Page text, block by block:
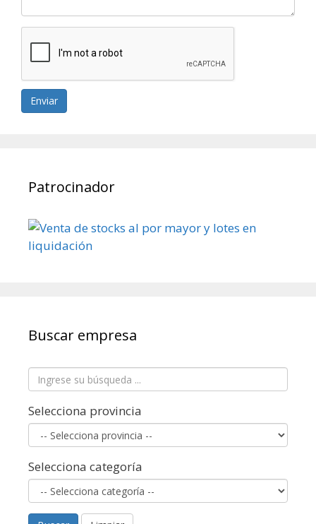
Enviar
Patrocinador
Buscar empresa
Selecciona provincia
Selecciona categoría